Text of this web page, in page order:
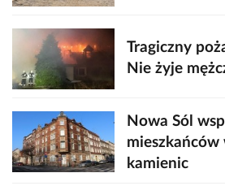
Tragiczny
Nie żyje
Nowa Sól
mieszkańców
kamienic